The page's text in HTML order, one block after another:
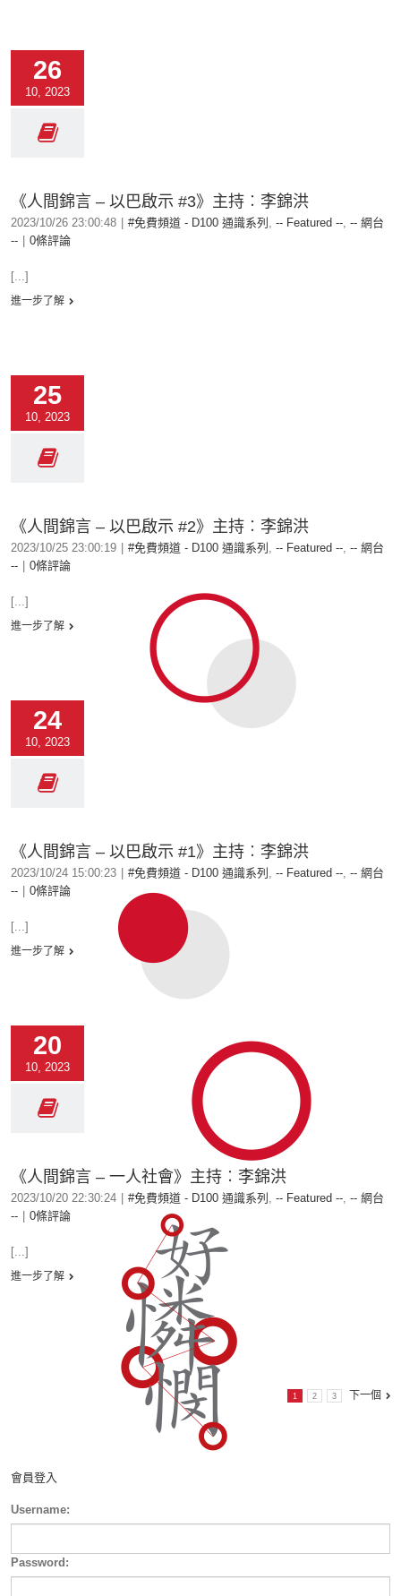
26
10, 2023
《人間錦言 – 以巴啟示 #3》主持︰李錦洪
2023/10/26 23:00:48 #免費頻道 - D100 通識系列 , -- Featured --, -- 網台
--
0條評論
[...]
進一步了解
25
10, 2023
《人間錦言 – 以巴啟示 #2》主持︰李錦洪
2023/10/25 23:00:19 #免費頻道 - D100 通識系列 , -- Featured --, -- 網台
--
0條評論
[...]
進一步了解
24
10, 2023
《人間錦言 – 以巴啟示 #1》主持︰李錦洪
2023/10/24 15:00:23 #免費頻道 - D100 通識系列 , -- Featured --, -- 網台
--
0條評論
[...]
進一步了解
20
10, 2023
《人間錦言 – 一人社會》主持︰李錦洪
2023/10/20 22:30:24 #免費頻道 - D100 通識系列 , -- Featured --, -- 網台
--
0條評論
[...]
進一步了解
1 2 3 下一個
會員登入
Username:
Password: